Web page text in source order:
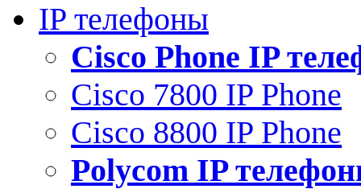
IP телефоны
Сisco Phone IP
Cisco 7800 IP Phone
Cisco 8800 IP Phone
Polycom IP